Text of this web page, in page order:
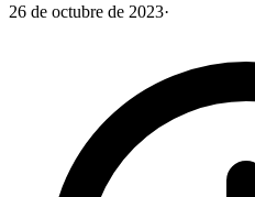
26 de octubre de 2023·